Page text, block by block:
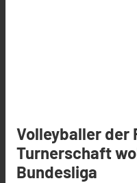
Volleyballer der
Turnerschaft
Bundesliga